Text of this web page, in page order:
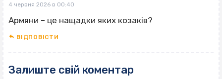
4 червня 2026 в 00:40
Армяни – це нащадки яких козаків?
ВІДПОВІCТИ
Залиште свій коментар